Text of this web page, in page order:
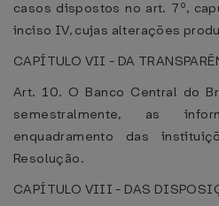
casos dispostos no art. 7º,
inciso IV, cujas alterações
CAPÍTULO VII - DA
Art. 10. O Banco Central do
semestralmente, as
enquadramento das
Resolução.
CAPÍTULO VIII - DAS